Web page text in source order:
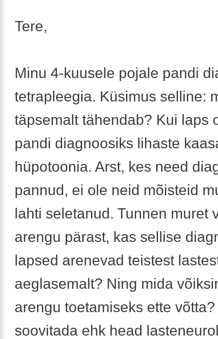
Tere,
Minu 4-kuusele pojale pandi
tetrapleegia. Küsimus selline:
täpsemalt tähendab? Kui laps
pandi diagnoosiks lihaste
hüpotoonia. Arst, kes need
pannud, ei ole neid mõisteid
lahti seletanud. Tunnen muret
arengu pärast, kas sellise
lapsed arenevad teistest
aeglasemalt? Ning mida
arengu toetamiseks ette
soovitada ehk head